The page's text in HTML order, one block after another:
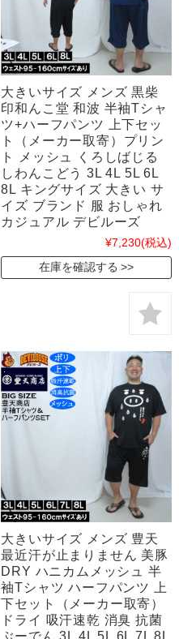
大きいサイズ メンズ 黒柴
印和んこ堂 和波 半袖Tシャ
ツ+ハーフパンツ 上下セッ
ト（メーカー取寄）プリン
ト メッシュ くろしばじる
しわんこどう 3L 4L 5L 6L
8L キングサイズ 大きい サ
イズ ブランド 服 おしゃれ
カジュアル デビルーズ
¥7,230(税込)
在庫を確認する
大きいサイズ メンズ 豊天
最近汗が止まりません 美豚
DRY ハニカムメッシュ 半
袖Tシャツ ハーフパンツ 上
下セット（メーカー取寄）
ドライ 吸汗速乾 消臭 抗菌
ぶーでん 3L 4L 5L 6L 7L 8L